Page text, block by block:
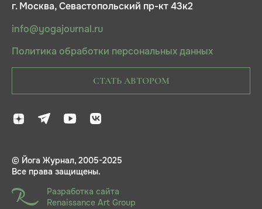
г. Москва, Севастопольский пр-кт 43к2
info@yogajournal.ru
Политика обработки персональных данных
СТАТЬ АВТОРОМ
© Йога Журнал, 2005-2025
Все права защищены.
Разработка сайта
Renaissance Art Group